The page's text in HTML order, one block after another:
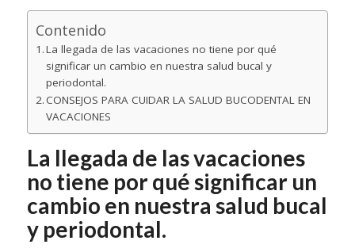
Contenido
La llegada de las vacaciones no tiene por qué
significar un cambio en nuestra salud bucal y
periodontal.
CONSEJOS PARA CUIDAR LA SALUD BUCODENTAL EN
VACACIONES
La llegada de las vacaciones
no tiene por qué significar un
cambio en nuestra salud bucal
y periodontal.